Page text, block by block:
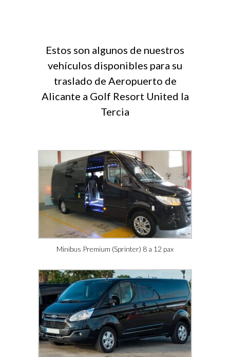
Estos son algunos de nuestros
vehículos disponibles para su
traslado de Aeropuerto de
Alicante a Golf Resort United la
Tercia
Minibus Premium (Sprinter) 8 a 12 pax